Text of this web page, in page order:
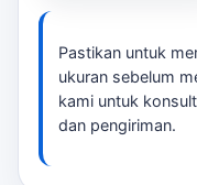
inflatable yang tahan
jauh, sehingga
dealer, SPBU, dan
kebutuhan
balon menari Jakarta
menjaga brief tetap
Pastikan untuk
ukuran sebelum
kami untuk
dan pengiriman.